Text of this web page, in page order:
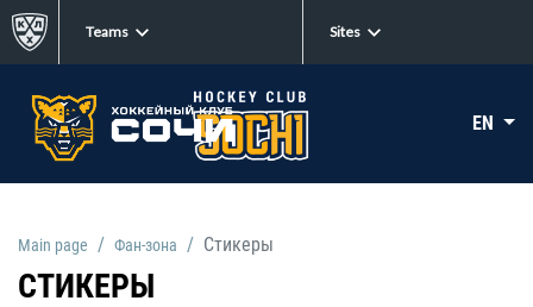
Teams Sites
EN
Main page Фан-зона Стикеры
СТИКЕРЫ